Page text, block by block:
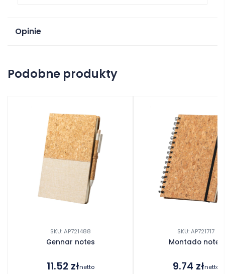
Opinie
Podobne produkty
SKU: AP721488
Gennar notes
11.52 złnetto
SKU: AP721717
Montado notes
9.74 złnetto